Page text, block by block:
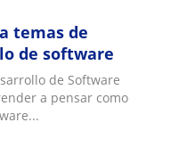
temas de
de software
de Software
a pensar como